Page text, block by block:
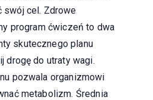
swój cel. Zdrowe
program ćwiczeń to dwa
skutecznego planu
drogę do utraty wagi.
pozwala organizmowi
metabolizm. Średnia